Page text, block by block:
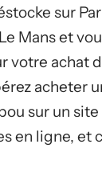
sur
Mans et
votre achat
acheter
sur un
en ligne, et